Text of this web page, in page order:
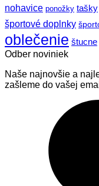
nohavice ponožky tašky
športové doplnky
oblečenie štucne
Odber noviniek
Naše najnovšie a
zašleme do vašej